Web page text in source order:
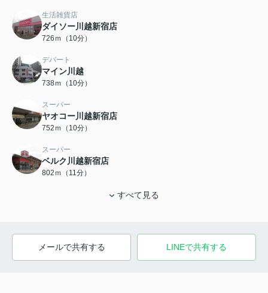
生活雑貨店
ダイソー川越新宿店
726ｍ（10分）
デパート
マイン川越
738ｍ（10分）
スーパー
ヤオコー川越新宿店
752ｍ（10分）
スーパー
ベルク川越新宿店
802ｍ（11分）
すべて見る
メールで共有する LINEで共有する